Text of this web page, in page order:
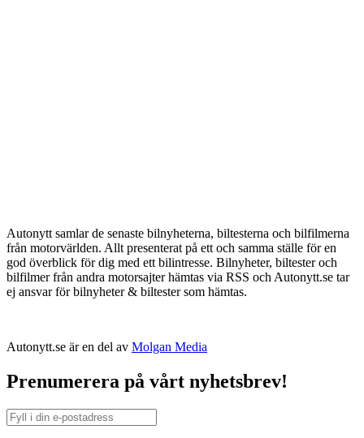
Autonytt samlar de senaste bilnyheterna, biltesterna och bilfilmerna
från motorvärlden. Allt presenterat på ett och samma ställe för en
god överblick för dig med ett bilintresse. Bilnyheter, biltester och
bilfilmer från andra motorsajter hämtas via RSS och Autonytt.se tar
ej ansvar för bilnyheter & biltester som hämtas.
Autonytt.se är en del av Molgan Media
Prenumerera på vårt nyhetsbrev!